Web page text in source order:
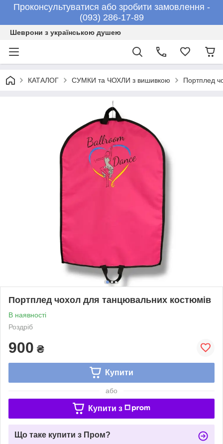
Проконсультуватися або зробити замовлення -
(093) 286-17-89
Шеврони з українською душею
КАТАЛОГ СУМКИ та ЧОХЛИ з вишивкою Портплед
Портплед чохол для танцювальних костюмів
В наявності
Роздріб
900 ₴
Купити
або
Купити з
Що таке купити з Пром?